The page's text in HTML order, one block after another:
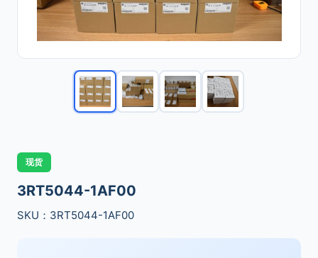
现货
3RT5044-1AF00
SKU：3RT5044-1AF00